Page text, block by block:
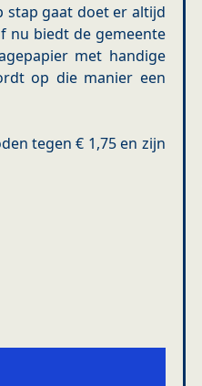
stap gaat doet er altijd
nu biedt de gemeente
met handige
op die manier een
tegen € 1,75 en zijn